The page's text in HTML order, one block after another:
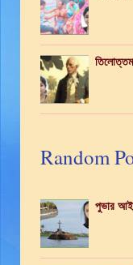
Random
পুভার